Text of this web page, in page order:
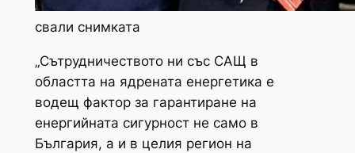
свали снимката
„Сътрудничеството ни със САЩ в
областта на ядрената енергетика е
водещ фактор за гарантиране на
енергийната сигурност не само в
България, а и в целия регион на